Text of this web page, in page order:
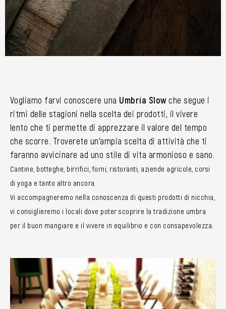
Vogliamo farvi conoscere una Umbria Slowche segue i
ritmi delle stagioni nella scelta dei prodotti, il vivere
lento che ti permette di apprezzare il valore del tempo
che scorre. Troverete un’ampia scelta di attività che ti
faranno avvicinare ad uno stile di vita armonioso e sano.
Cantine, botteghe, birrifici, forni, ristoranti, aziende agricole, corsi
di yoga e tanto altro ancora.
Vi accompagneremo nella conoscenza di questi prodotti di nicchia,
vi consiglieremo i locali dove poter scoprire la tradizione umbra
per il buon mangiare e il vivere in equilibrio e con consapevolezza.